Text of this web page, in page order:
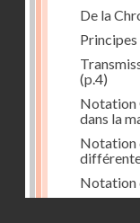
De la
(p.4)
Notation
dans la
Notation
Notation